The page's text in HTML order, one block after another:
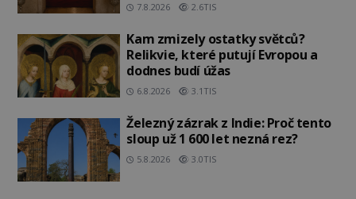
7.8.2026 2.6TIS
Kam zmizely ostatky světců?
Relikvie, které putují Evropou a
dodnes budí úžas
6.8.2026 3.1TIS
Železný zázrak z Indie: Proč tento
sloup už 1 600 let nezná rez?
5.8.2026 3.0TIS